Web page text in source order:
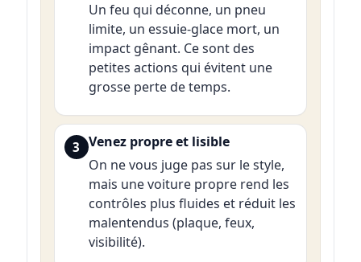
Un feu qui déconne, un pneu
limite, un essuie-glace mort, un
impact gênant. Ce sont des
petites actions qui évitent une
grosse perte de temps.
3 Venez propre et lisible
On ne vous juge pas sur le style,
mais une voiture propre rend les
contrôles plus fluides et réduit les
malentendus (plaque, feux,
visibilité).